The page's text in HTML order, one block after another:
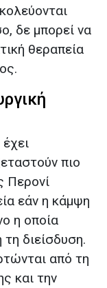
δε μπορεί να
θεραπεία
πιο
Περονί
εάν η κάμψη
η οποία
διείσδυση.
από τη
και την